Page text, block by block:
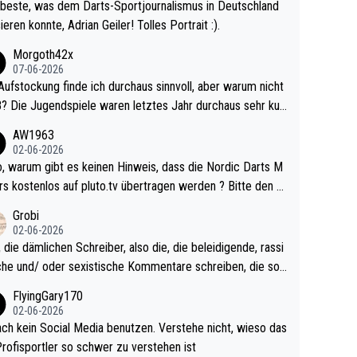
was dem Darts-Sportjournalismus in Deutschland
konnte, Adrian Geiler! Tolles Portrait :).
Morgoth42x
07-06-2026
finde ich durchaus sinnvoll, aber warum nicht
sehr kur
Somit ändert die automatische Qualifikation des Weltm
nichts. Ich denke sie wollen damit für nächste
wenig WDF Turniere spielen. Dies war bei Archie Self l
Jahr der Fall. Er musste als amtierender Weltmeister d
den Qualifier und ich glaube kaum, dass Mitchel sich das
antun würde, wenn er doch eigentlich die PDC-WM
hat.
AW1963
02-06-2026
M
kostenlos auf pluto.tv übertragen werden ? Bitte den A
Grobi
02-06-2026
die dämlichen Schreiber, also die, die beleidigende, rassi
und/ oder sexistische Kommentare schreiben, die soll
in den Griff kriegen. Nur eins wundert mich: Luke Li
doch neulich erst derjenige, der über Social Media G
hat. Und Littlers Mutter schießt öfters mal gege
FlyingGary170
02-06-2026
kein Social Media benutzen. Verstehe nicht, wieso das
so schwer zu verstehen ist